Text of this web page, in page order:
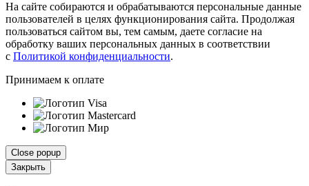
На сайте собираются и обрабатываются персональные данные
пользователей в целях функционирования сайта. Продолжая
пользоваться сайтом вы, тем самым, даете согласие на
обработку ваших персональных данных в соответствии
с Политикой конфиденциальности.
Принимаем к оплате
Close popup
Закрыть